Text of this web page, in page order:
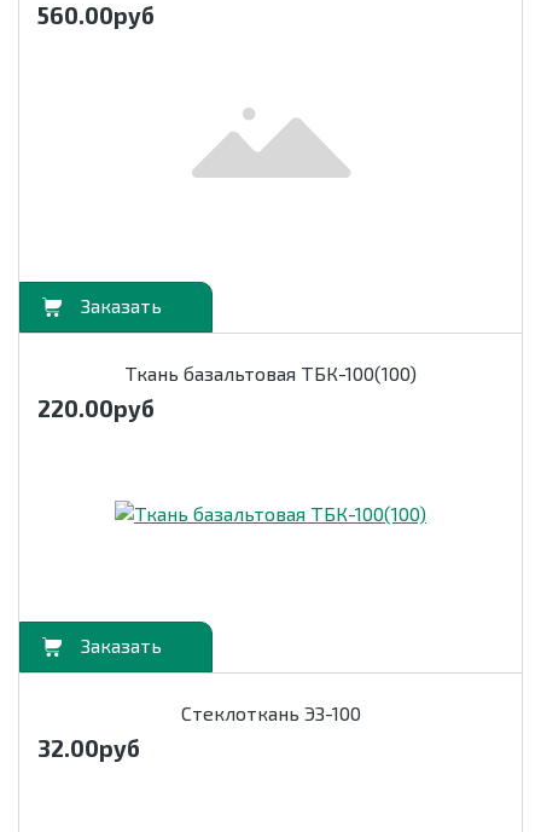
560.00руб
Ткань базальтовая ТБК-100(100)
220.00руб
Стеклоткань ЭЗ-100
32.00руб